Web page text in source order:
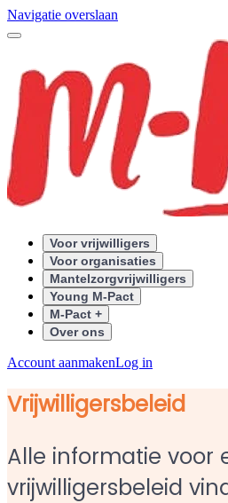
Navigatie overslaan
Voor vrijwilligers
Voor organisaties
Mantelzorgvrijwilligers
Young M-Pact
M-Pact +
Over ons
Account aanmakenLog in
Vrijwilligersbeleid
Alle informatie voor
vrijwilligersbeleid